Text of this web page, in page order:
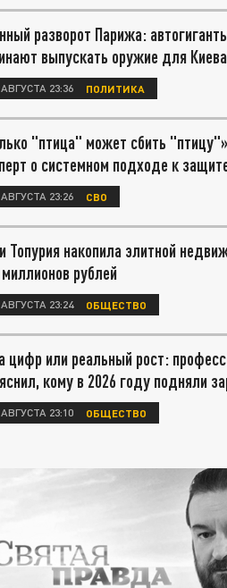
разворот Парижа:
выпускать оружие для Киева
АВГУСТА 23:36 ПОЛИТИКА
"птица" может сбить
о системном подходе к
АВГУСТА 23:26 СВО
Топурия накопила элитной
рублей
АВГУСТА 23:24 ОБЩЕСТВО
цифр или реальный рост:
кому в 2026 году подняли
АВГУСТА 23:10 ОБЩЕСТВО